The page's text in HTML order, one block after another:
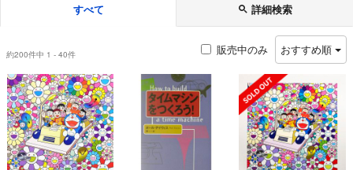
すべて 詳細検索
約200件中 1 - 40件 販売中のみ おすすめ順